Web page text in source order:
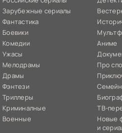
Зарубежные сериалы
Фантастика
Боевики
Комедии
Ужасы
Мелодрамы
Драмы
Фэнтези
Триллеры
Криминалные
Военные
Аниме
Про
ТВ-
Новые
и